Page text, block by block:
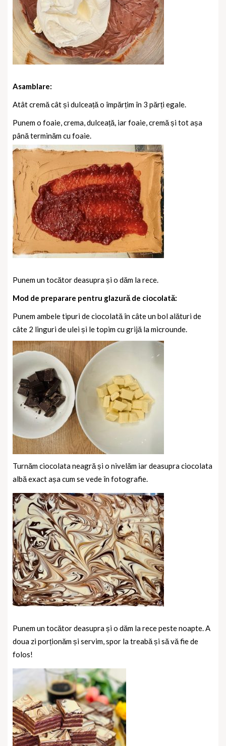
Asamblare:
Atât cremă cât și dulceață o împărțim în 3 părți egale.
Punem o foaie, crema, dulceață, iar foaie, cremă și tot așa
până terminăm cu foaie.
Punem un tocător deasupra și o dăm la rece.
Mod de preparare pentru glazură de ciocolată:
Punem ambele tipuri de ciocolată în câte un bol alături de
câte 2 linguri de ulei și le topim cu grijă la microunde.
Turnăm ciocolata neagră și o nivelăm iar deasupra ciocolata
albă exact așa cum se vede în fotografie.
Punem un tocător deasupra și o dăm la rece peste noapte.A
doua zi porționăm și servim, spor la treabă și să vă fie de
folos!